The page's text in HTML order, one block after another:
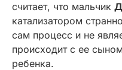
считает, что мальчик
катализатором
сам процесс и не
происходит с ее
ребенка.